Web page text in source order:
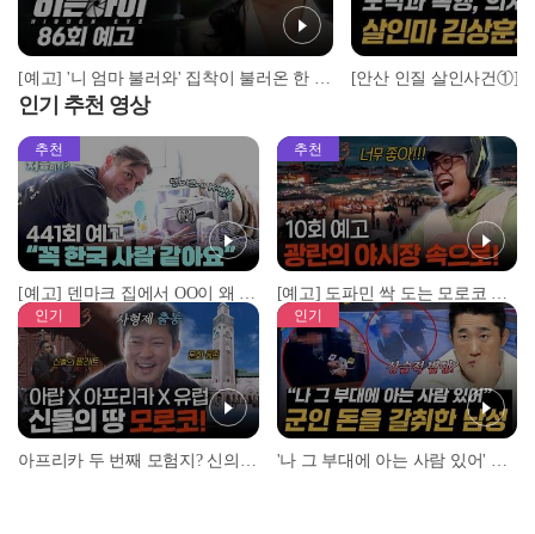
[예고] '니 엄마 불러와' 집착이 불러온 한 가족의 비극
인기 추천 영상
추천
[예고] 덴마크 집에서 OO이 왜 나와...? 이상할 정도로 한국을 사랑하는 우리 형을 제보합니다!
추천
[예고] 도파민 싹 도는 모로코 야시장 투어!
인기 인기